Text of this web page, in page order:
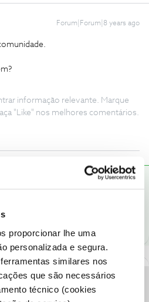
proporcionar lhe uma
personalizada e segura.
similares nos
que são necessários
técnico (cookies
Forum|Forum|8 years ago
informação relevante. Marque
"Like" nos melhores comentários.
Forum|Forum|8 years ago